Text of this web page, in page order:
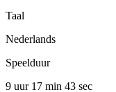
Taal
Nederlands
Speelduur
9 uur 17 min 43 sec